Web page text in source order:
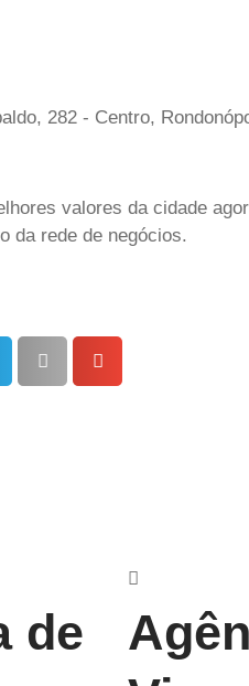
282 - Centro,
valores da cidade
da rede de negócios.
de